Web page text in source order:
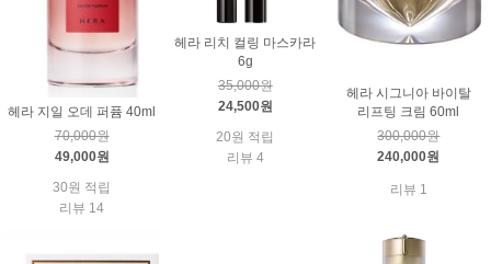
헤라 지일 오데 퍼퓸 40ml
70,000원
49,000원
30원 적립
리뷰 14
헤라 리치 컬링 마스카라
6g
35,000원
24,500원
20원 적립
리뷰 4
헤라 시그니아 바이탈
리프팅 크림 60ml
300,000원
240,000원
리뷰 1